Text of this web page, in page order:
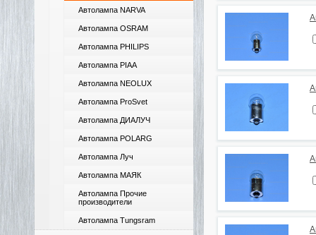
Автолампа NARVA
Автолампа OSRAM
Автолампа PHILIPS
Автолампа PIAA
Автолампа NEOLUX
Автолампа ProSvet
Автолампа ДИАЛУЧ
Автолампа POLARG
Автолампа Луч
Автолампа МАЯК
Автолампа Прочие
производители
Автолампа Tungsram